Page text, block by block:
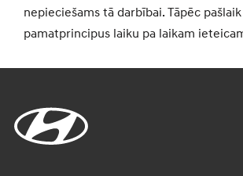
nepieciešams tā darbībai. Tāpēc
pamatprincipus laiku pa laikam